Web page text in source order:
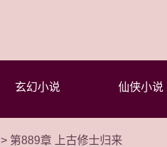
玄幻小说 仙侠小说
> 第889章 上古修士归来